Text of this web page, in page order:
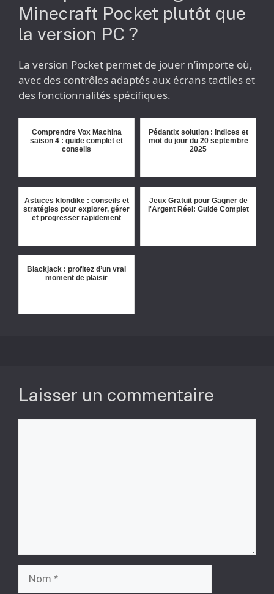
Minecraft Pocket plutôt que
la version PC ?
La version Pocket permet de jouer n’importe où,
avec des contrôles adaptés aux écrans tactiles et
des fonctionnalités spécifiques.
Comprendre Vox Machina
saison 4 : guide complet et
conseils
Pédantix solution : indices et
mot du jour du 20 septembre
2025
Astuces klondike : conseils et
stratégies pour explorer, gérer
et progresser rapidement
Jeux Gratuit pour Gagner de
l'Argent Réel: Guide Complet
Blackjack : profitez d’un vrai
moment de plaisir
Laisser un commentaire